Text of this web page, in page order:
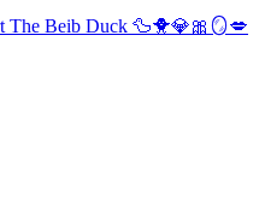
The Beib Duck 🦆🐥💎🎀🪞💋